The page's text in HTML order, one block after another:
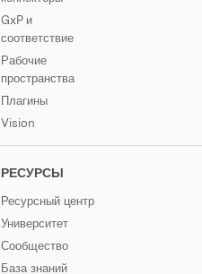
GxP и
соответствие
Рабочие
пространства
Плагины
Vision
РЕСУРСЫ
Ресурсный центр
Университет
Сообщество
База знаний